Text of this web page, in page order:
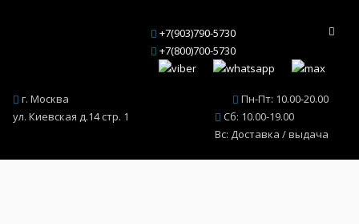
+7(903)790-5730
+7(800)700-5730
г. Москва
ул. Киевская д.14 стр. 1
Пн-Пт: 10.00-20.00
Сб: 10.00-19.00
Вс: Доставка / выдача